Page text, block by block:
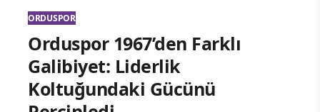
ORDUSPOR
Orduspor 1967’den Farklı
Galibiyet: Liderlik
Koltuğundaki Gücünü